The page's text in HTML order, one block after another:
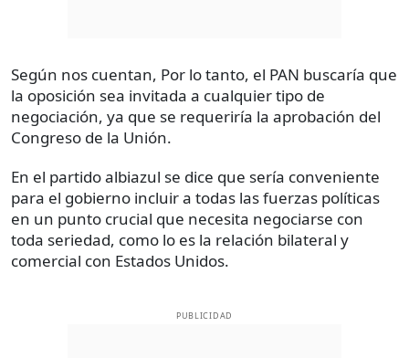
Según nos cuentan, Por lo tanto, el PAN buscaría que
la oposición sea invitada a cualquier tipo de
negociación, ya que se requeriría la aprobación del
Congreso de la Unión.
En el partido albiazul se dice que sería conveniente
para el gobierno incluir a todas las fuerzas políticas
en un punto crucial que necesita negociarse con
toda seriedad, como lo es la relación bilateral y
comercial con Estados Unidos.
PUBLICIDAD